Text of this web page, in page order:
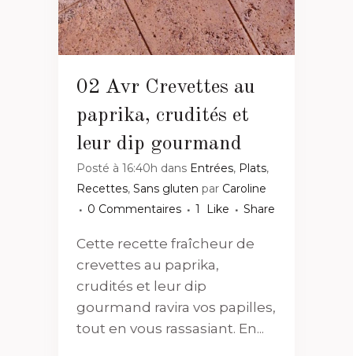
02 Avr Crevettes au
paprika, crudités et
leur dip gourmand
Posté à 16:40h dans Entrées, Plats,
Recettes, Sans gluten par Caroline
0 Commentaires
1 Like Share
Cette recette fraîcheur de
crevettes au paprika,
crudités et leur dip
gourmand ravira vos papilles,
tout en vous rassasiant. En...